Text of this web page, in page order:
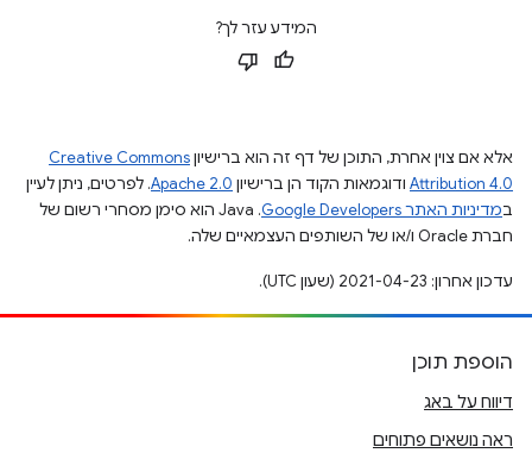
המידע עזר לך?
אלא אם צוין אחרת, התוכן של דף זה הוא ברישיוןCreative Commons
Attribution 4.0 ודוגמאות הקוד הן ברישיון Apache 2.0. לפרטים, ניתן לעיין
במדיניות האתר Google Developers‏
.‏ Java הוא סימן מסחרי רשום של
חברת Oracle ו/או של השותפים העצמאיים שלה.
עדכון אחרון: 2021-04-23 (שעון UTC).
הוספת תוכן
דיווח על באג
ראה נושאים פתוחים